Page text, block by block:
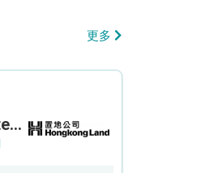
更多
Customer Service Attendant (5-day work)